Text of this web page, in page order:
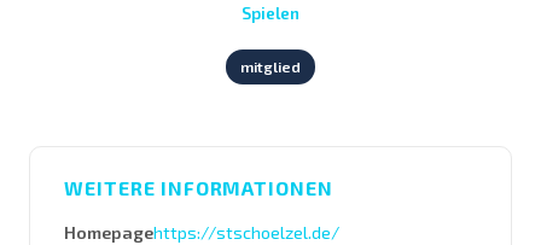
Spielen
mitglied
WEITERE INFORMATIONEN
Homepagehttps://stschoelzel.de/